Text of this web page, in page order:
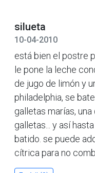
silueta
10-04-2010
está bien el postre
le pone la leche
de jugo de limón y
philadelphia, se
galletas marías,
galletas... y así
batido. se puede
cítrica para no